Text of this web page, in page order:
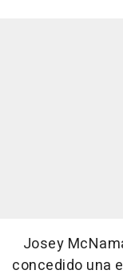
Josey
concedido una